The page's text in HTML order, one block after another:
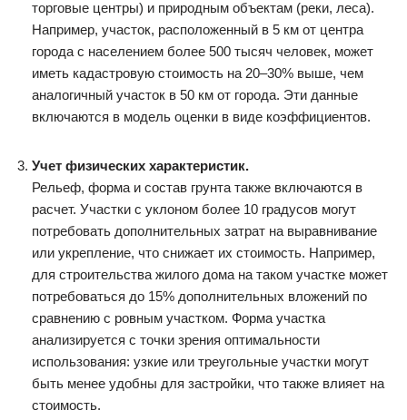
торговые центры) и природным объектам (реки, леса).
Например, участок, расположенный в 5 км от центра
города с населением более 500 тысяч человек, может
иметь кадастровую стоимость на 20–30% выше, чем
аналогичный участок в 50 км от города. Эти данные
включаются в модель оценки в виде коэффициентов.
Учет физических характеристик.
Рельеф, форма и состав грунта также включаются в
расчет. Участки с уклоном более 10 градусов могут
потребовать дополнительных затрат на выравнивание
или укрепление, что снижает их стоимость. Например,
для строительства жилого дома на таком участке может
потребоваться до 15% дополнительных вложений по
сравнению с ровным участком. Форма участка
анализируется с точки зрения оптимальности
использования: узкие или треугольные участки могут
быть менее удобны для застройки, что также влияет на
стоимость.